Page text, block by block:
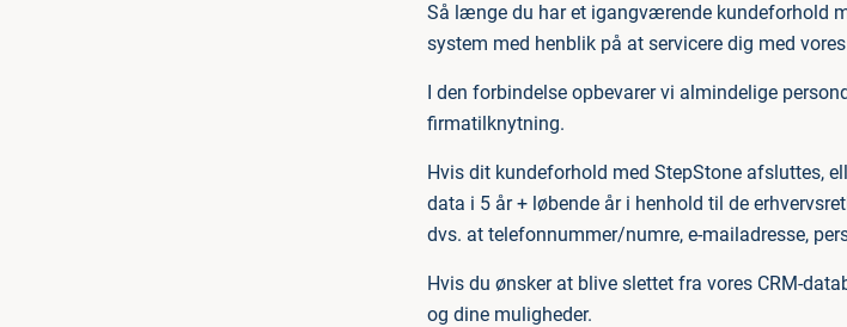
Så længe du har et igangværende kundeforhold
system med henblik på at servicere dig med
I den forbindelse opbevarer vi almindelige
firmatilknytning.
Hvis dit kundeforhold med StepStone afsluttes,
data i 5 år + løbende år i henhold til de
dvs. at telefonnummer/numre, e-mailadresse,
Hvis du ønsker at blive slettet fra vores CRM-
og dine muligheder.